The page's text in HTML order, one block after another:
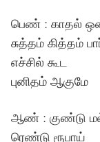
பெண் : காதல்
சுத்தம் கித்தம்
எச்சில் கூட
புனிதம் ஆகுமே
ஆண் : குண்டு
ரெண்டு ரூபாய்